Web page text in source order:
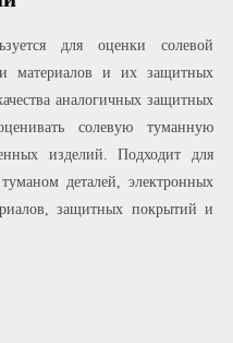
для оценки солевой
материалов и их защитных
аналогичных защитных
солевую туманную
изделий. Подходит для
деталей, электронных
защитных покрытий и